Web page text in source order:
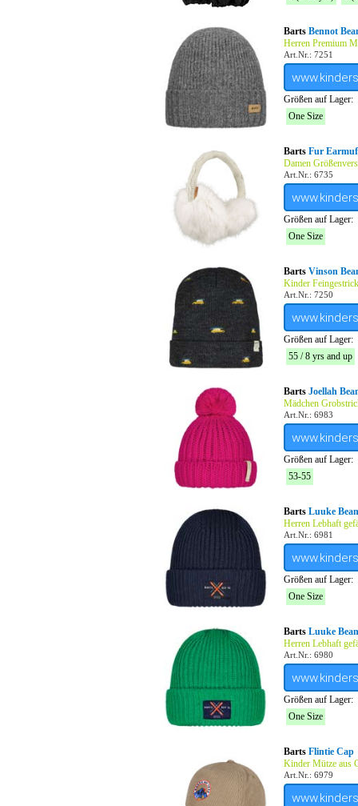
Barts Bennot
Herren Premium
Art.Nr.: 7251
Größen auf Lager:
One Size
Barts Fur
Damen
Art.Nr.: 6735
Größen auf Lager:
One Size
Barts Vinson
Kinder
Art.Nr.: 7250
Größen auf Lager:
55 / 8 yrs and up
Barts Joellah
Mädchen
Art.Nr.: 6983
Größen auf Lager:
53-55
Barts Luuke
Herren Lebhaft
Art.Nr.: 6981
Größen auf Lager:
One Size
Barts Luuke
Herren Lebhaft
Art.Nr.: 6980
Größen auf Lager:
One Size
Barts Flintie Cap
Kinder Mütze aus
Art.Nr.: 6979